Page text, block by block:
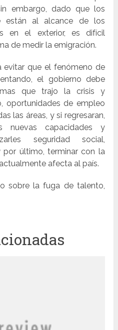
embargo, dado que los
están al alcance de los
en el exterior, es difícil
de medir la emigración.
evitar que el fenómeno de
el gobierno debe
que trajo la crisis y
oportunidades de empleo
las áreas, y si regresaran,
nuevas capacidades y
seguridad social,
por último, terminar con la
afecta al país.
sobre la fuga de talento,